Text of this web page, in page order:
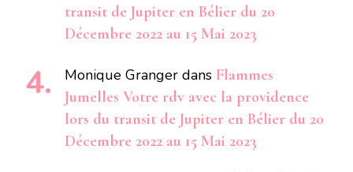
transit de Jupiter en Bélier du 20
Décembre 2022 au 15 Mai 2023
Monique Granger dans Flammes
Jumelles Votre rdv avec la providence
lors du transit de Jupiter en Bélier du 20
Décembre 2022 au 15 Mai 2023